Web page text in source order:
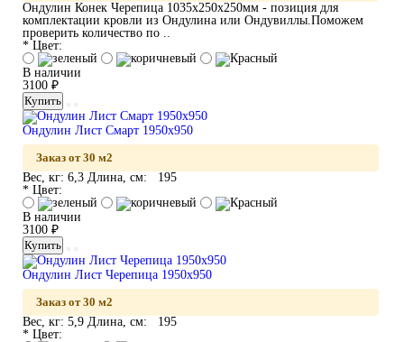
Ондулин Конек Черепица 1035х250х250мм - позиция для
комплектации кровли из Ондулина или Ондувиллы.Поможем
проверить количество по ..
* Цвет:
В наличии
3100 ₽
Купить
Ондулин Лист Смарт 1950х950
Заказ от 30 м2
Вес, кг: 6,3 Длина, см:
195
* Цвет:
В наличии
3100 ₽
Купить
Ондулин Лист Черепица 1950х950
Заказ от 30 м2
Вес, кг: 5,9 Длина, см:
195
* Цвет: